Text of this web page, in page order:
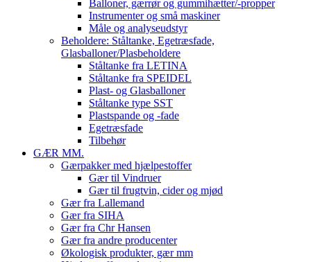
Balloner, gærrør og gummihætter/-propper
Instrumenter og små maskiner
Måle og analyseudstyr
Beholdere: Ståltanke, Egetræsfade,
Glasballoner/Plasbeholdere
Ståltanke fra LETINA
Ståltanke fra SPEIDEL
Plast- og Glasballoner
Ståltanke type SST
Plastspande og -fade
Egetræsfade
Tilbehør
GÆR MM.
Gærpakker med hjælpestoffer
Gær til Vindruer
Gær til frugtvin, cider og mjød
Gær fra Lallemand
Gær fra SIHA
Gær fra Chr Hansen
Gær fra andre producenter
Økologisk produkter, gær mm